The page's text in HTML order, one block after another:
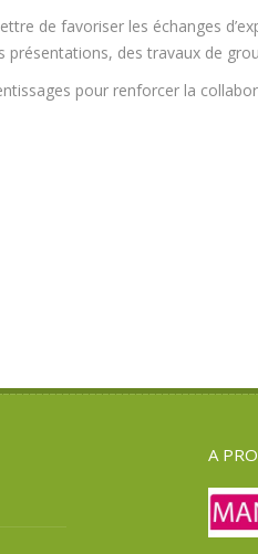
de favoriser les échanges
présentations, des travaux de
pour renforcer la
A